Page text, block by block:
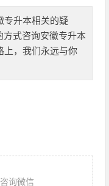
专升本相关的疑
方式咨询安徽专升本
上，我们永远与你
询微信